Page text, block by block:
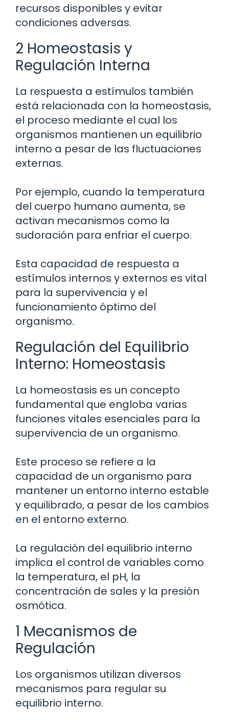
recursos disponibles y evitar
condiciones adversas.
2 Homeostasis y
Regulación Interna
La respuesta a estímulos también
está relacionada con la homeostasis,
el proceso mediante el cual los
organismos mantienen un equilibrio
interno a pesar de las fluctuaciones
externas.
Por ejemplo, cuando la temperatura
del cuerpo humano aumenta, se
activan mecanismos como la
sudoración para enfriar el cuerpo.
Esta capacidad de respuesta a
estímulos internos y externos es vital
para la supervivencia y el
funcionamiento óptimo del
organismo.
Regulación del Equilibrio
Interno: Homeostasis
La homeostasis es un concepto
fundamental que engloba varias
funciones vitales esenciales para la
supervivencia de un organismo.
Este proceso se refiere a la
capacidad de un organismo para
mantener un entorno interno estable
y equilibrado, a pesar de los cambios
en el entorno externo.
La regulación del equilibrio interno
implica el control de variables como
la temperatura, el pH, la
concentración de sales y la presión
osmótica.
1 Mecanismos de
Regulación
Los organismos utilizan diversos
mecanismos para regular su
equilibrio interno.